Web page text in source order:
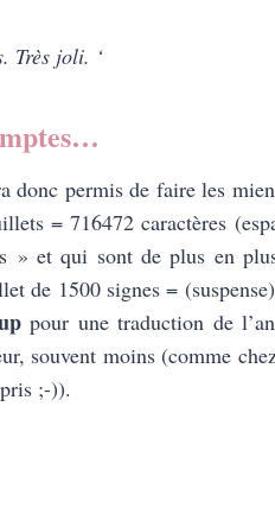
Très joli. ‘
donc permis de faire les
= 716472 caractères
» et qui sont de plus en
de 1500 signes =
pour une traduction de
souvent moins (comme
;-)).